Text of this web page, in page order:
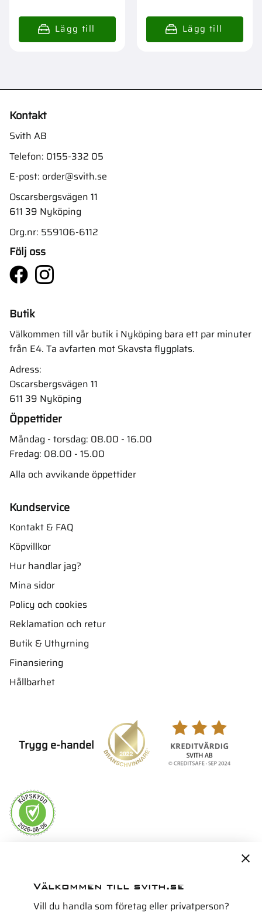
Kontakt
Svith AB
Telefon: 0155-332 05
E-post: order@svith.se
Oscarsbergsvägen 11
611 39 Nyköping
Org.nr: 559106-6112
Följ oss
Butik
Välkommen till vår butik i Nyköping bara ett par minuter
från E4. Ta avfarten mot Skavsta flygplats.
Adress:
Oscarsbergsvägen 11
611 39 Nyköping
Öppettider
Måndag - torsdag: 08.00 - 16.00
Fredag: 08.00 - 15.00
Alla och avvikande öppettider
Kundservice
Kontakt & FAQ
Köpvillkor
Hur handlar jag?
Mina sidor
Policy och cookies
Reklamation och retur
Butik & Uthyrning
Finansiering
Hållbarhet
Trygg e-handel
Välkommen till svith.se
Vill du handla som företag eller privatperson?